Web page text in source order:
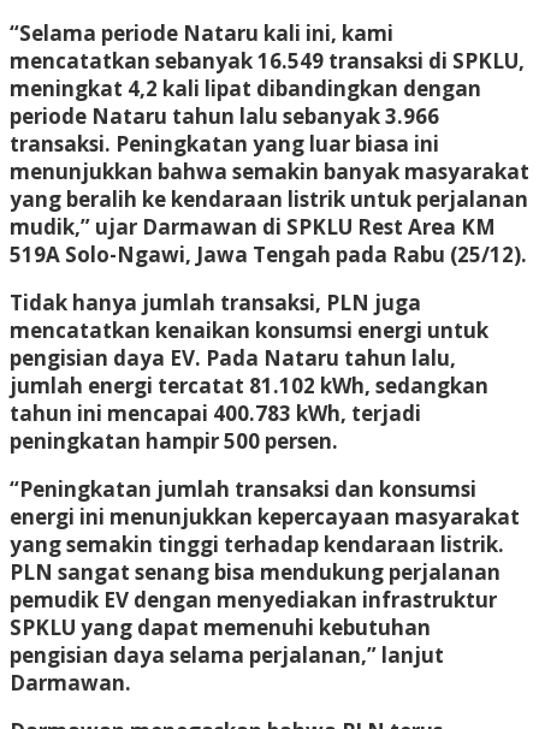
“Selama periode Nataru kali ini, kami
mencatatkan sebanyak 16.549 transaksi di SPKLU,
meningkat 4,2 kali lipat dibandingkan dengan
periode Nataru tahun lalu sebanyak 3.966
transaksi. Peningkatan yang luar biasa ini
menunjukkan bahwa semakin banyak masyarakat
yang beralih ke kendaraan listrik untuk perjalanan
mudik,” ujar Darmawan di SPKLU Rest Area KM
519A Solo-Ngawi, Jawa Tengah pada Rabu (25/12).
Tidak hanya jumlah transaksi, PLN juga
mencatatkan kenaikan konsumsi energi untuk
pengisian daya EV. Pada Nataru tahun lalu,
jumlah energi tercatat 81.102 kWh, sedangkan
tahun ini mencapai 400.783 kWh, terjadi
peningkatan hampir 500 persen.
“Peningkatan jumlah transaksi dan konsumsi
energi ini menunjukkan kepercayaan masyarakat
yang semakin tinggi terhadap kendaraan listrik.
PLN sangat senang bisa mendukung perjalanan
pemudik EV dengan menyediakan infrastruktur
SPKLU yang dapat memenuhi kebutuhan
pengisian daya selama perjalanan,” lanjut
Darmawan.